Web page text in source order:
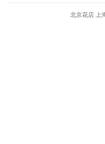
北京花店 上